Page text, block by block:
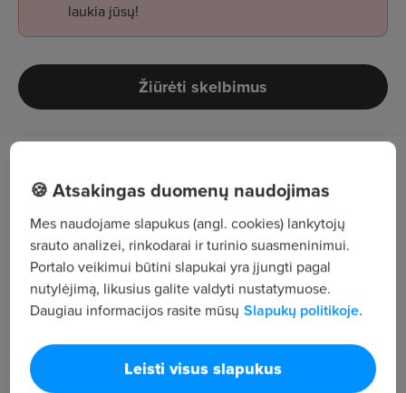
laukia jūsų!
Žiūrėti skelbimus
Darbo aprašymas
Kviečiame prisijungti kolegą (-ę), kuris norėtų
dirbti modernioje gamybos įmonėje!
Pramoninių automatinių staklių ir matavimo
prietaisų priežiūra ir remontas;
priežiūra ir remontas;
🍪 Atsakingas duomenų naudojimas
Mes naudojame slapukus (angl. cookies) lankytojų
srauto analizei, rinkodarai ir turinio suasmeninimui.
Portalo veikimui būtini slapukai yra įjungti pagal
nutylėjimą, likusius galite valdyti nustatymuose.
Daugiau informacijos rasite mūsų Slapukų politikoje.
Leisti visus slapukus